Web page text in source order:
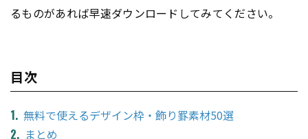
るものがあれば早速ダウンロードしてみてください。
目次
無料で使えるデザイン枠・飾り罫素材50選
まとめ